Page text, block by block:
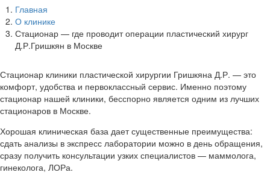
Главная
О клинике
Стационар — где проводит операции пластический хирург
Д.Р.Гришкян в Москве
Стационар клиники пластической хирургии Гришкяна Д.Р. — это
комфорт, удобства и первоклассный сервис. Именно поэтому
стационар нашей клиники, бесспорно является одним из лучших
стационаров в Москве.
Хорошая клиническая база дает существенные преимущества:
сдать анализы в экспресс лаборатории можно в день обращения,
сразу получить консультации узких специалистов — маммолога,
гинеколога, ЛОРа.